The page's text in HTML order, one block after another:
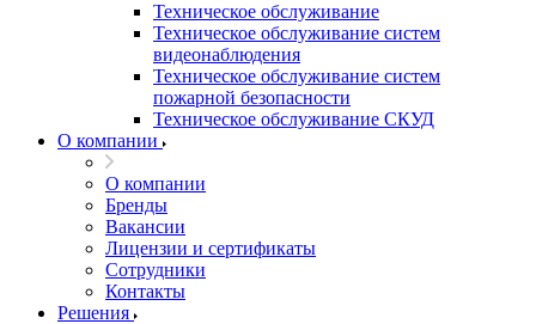
Техническое обслуживание
Техническое обслуживание систем
видеонаблюдения
Техническое обслуживание систем
пожарной безопасности
Техническое обслуживание СКУД
О компании
О компании
Бренды
Вакансии
Лицензии и сертификаты
Сотрудники
Контакты
Решения